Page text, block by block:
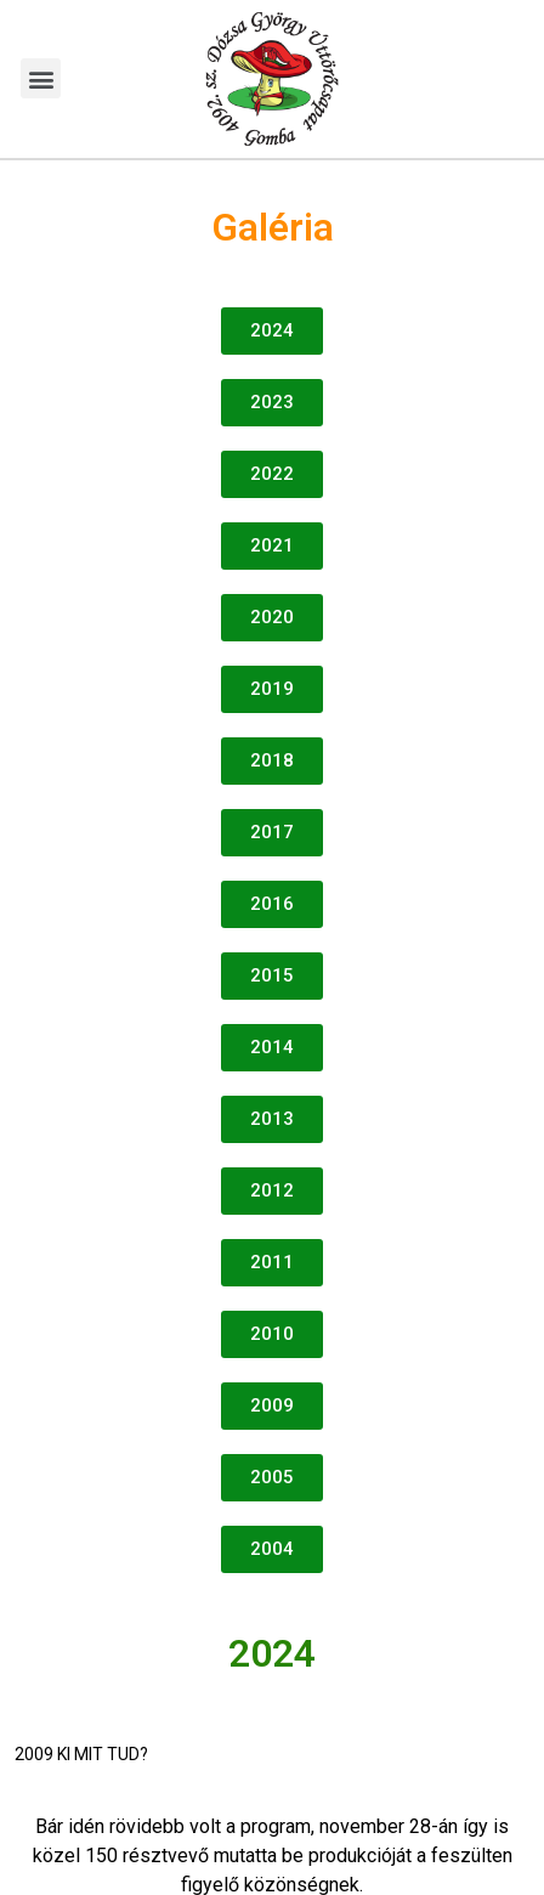
Galéria
2024
2023
2022
2021
2020
2019
2018
2017
2016
2015
2014
2013
2012
2011
2010
2009
2005
2004
2024
2009 KI MIT TUD?
Bár idén rövidebb volt a program, november 28-án így is
közel 150 résztvevő mutatta be produkcióját a feszülten
figyelő közönségnek.